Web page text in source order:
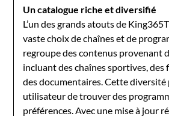
Un catalogue riche et diversifié
L’un des grands atouts de
vaste choix de chaînes et de
regroupe des contenus provenant
incluant des chaînes sportives, des
des documentaires. Cette diversité
utilisateur de trouver des
préférences. Avec une mise à jour